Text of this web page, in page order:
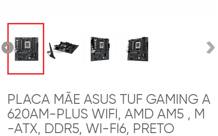
PLACA MÃE ASUS TUF GAMING A
620AM-PLUS WIFI, AMD AM5 , M
-ATX, DDR5, WI-FI6, PRETO